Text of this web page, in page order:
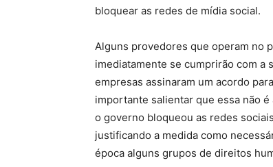
bloquear as redes de mídia social.
Alguns provedores que operam no
imediatamente se cumprirão com a
empresas assinaram um acordo
importante salientar que essa não
o governo bloqueou as redes
justificando a medida como
época alguns grupos de direitos